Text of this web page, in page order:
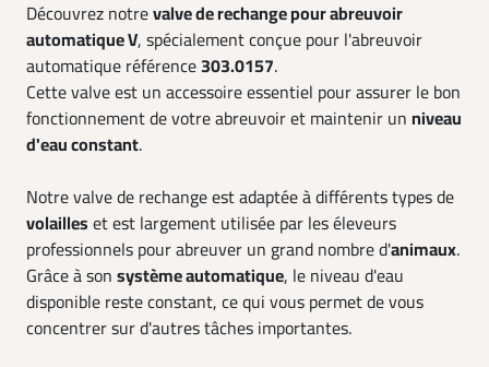
Découvrez notrevalve de rechange pour abreuvoir
automatique V, spécialement conçue pour l'abreuvoir
automatique référence303.0157.
Cette valve est un accessoire essentiel pour assurer le bon
fonctionnement de votre abreuvoir et maintenir un niveau
d'eau constant.
Notre valve de rechange est adaptée à différents types de
volailles et est largement utilisée par les éleveurs
professionnels pour abreuver un grand nombre d'animaux.
Grâce à son système automatique, le niveau d'eau
disponible reste constant, ce qui vous permet de vous
concentrer sur d'autres tâches importantes.